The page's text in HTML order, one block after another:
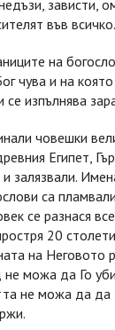
зависти,
във всичко.
на
чува и на
изпълнява
човешки
Египет,
залязвали.
са
се разнася
20
на Неговото
можа да Го
не можа да да